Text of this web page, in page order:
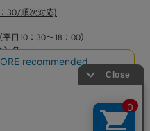
30/順次対応)
日10：30～18：00）
ター
い合せ（平日10：30～18：00）
ター